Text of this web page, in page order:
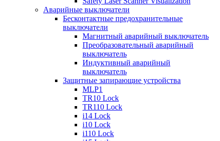
Аварийные выключатели
Бесконтактные предохранительные
выключатели
Магнитный аварийный выключатель
Преобразовательный аварийный
выключатель
Индуктивный аварийный
выключатель
Защитные запирающие устройства
MLP1
TR10 Lock
TR110 Lock
i14 Lock
i10 Lock
i110 Lock